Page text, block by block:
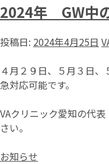
2024年 GW中
投稿日: 2024年4月25日
４月２９日、５月３日
急対応可能です。
VAクリニック愛知の代表（ 0562 – 38 – 6830 )までご連絡
さい。
お知らせ